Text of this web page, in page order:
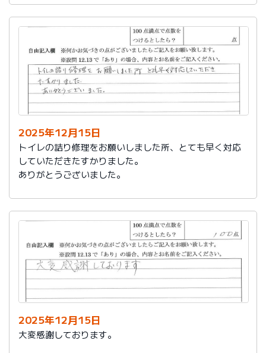
ざいました。
また、本日は心のこもったお葉書を受け取りました。ご
縁があり、この度の拙宅のリフォームを御社様にお願い
し、中田様、渡辺様をはじめ皆様のおかげをもちまし
て、毎日快適に暮らしております。ありがとうございま
した。
今後は、このような規模の修繕を行うことはおそらく起
こらず、小さな小さな修繕になろうかと思いますが、そ
の折は中田様、渡辺様にお願いさせていただくつもりで
おります。とても素晴らしい社員様です。
寒さもひとしお厳しい折でございますので、社長様、社
員の皆様にはどうぞくれぐれもご自愛くださいますよう
お祈り申し上げます。
敬具
2025年12月15日
トイレの詰り修理をお願いしました所、とても早く対応
していただきたすかりました。
ありがとうございました。
2025年12月15日
大変感謝しております。